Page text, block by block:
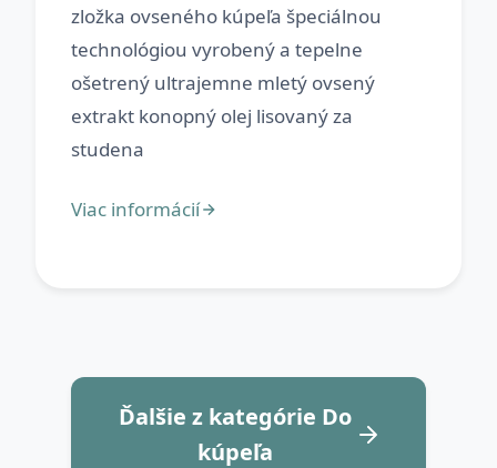
zložka ovseného kúpeľa špeciálnou
technológiou vyrobený a tepelne
ošetrený ultrajemne mletý ovsený
extrakt konopný olej lisovaný za
Ďalšie z kategórie Do
kúpeľa